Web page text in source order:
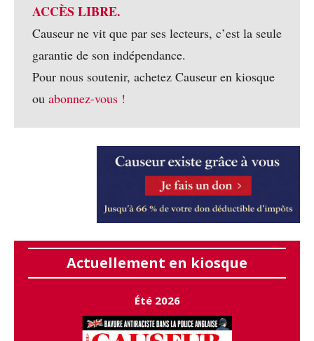
ACCÈS LIBRE.
Causeur ne vit que par ses lecteurs, c’est la seule
garantie de son indépendance.
Pour nous soutenir, achetez Causeur en kiosque
ou abonnez-vous !
Actuellement en kiosque
Été 2026